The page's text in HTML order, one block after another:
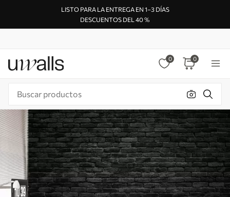
LISTO PARA LA ENTREGA EN 1–3 DÍAS
DESCUENTOS DEL 40 %
0 0